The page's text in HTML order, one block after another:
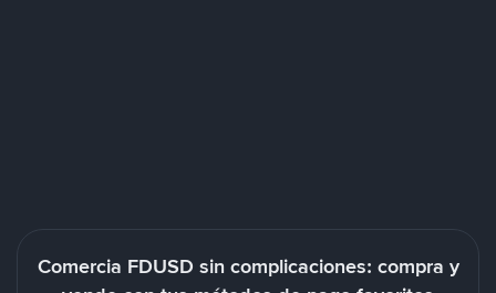
Comercia FDUSD sin complicaciones: compra y